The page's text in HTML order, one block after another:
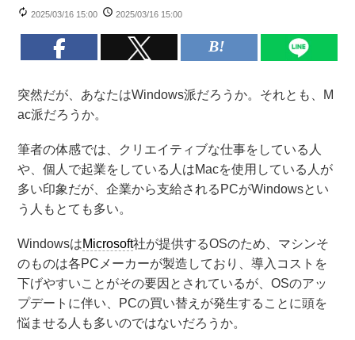
2025/03/16 15:00 2025/03/16 15:00
突然だが、あなたはWindows派だろうか。それとも、M
ac派だろうか。
筆者の体感では、クリエイティブな仕事をしている人
や、個人で起業をしている人はMacを使用している人が
多い印象だが、企業から支給されるPCがWindowsとい
う人もとても多い。
WindowsはMicrosoft社が提供するOSのため、マシンそ
のものは各PCメーカーが製造しており、導入コストを
下げやすいことがその要因とされているが、OSのアッ
プデートに伴い、PCの買い替えが発生することに頭を
悩ませる人も多いのではないだろうか。